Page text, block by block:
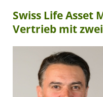
Swiss Life Asset
Vertrieb mit